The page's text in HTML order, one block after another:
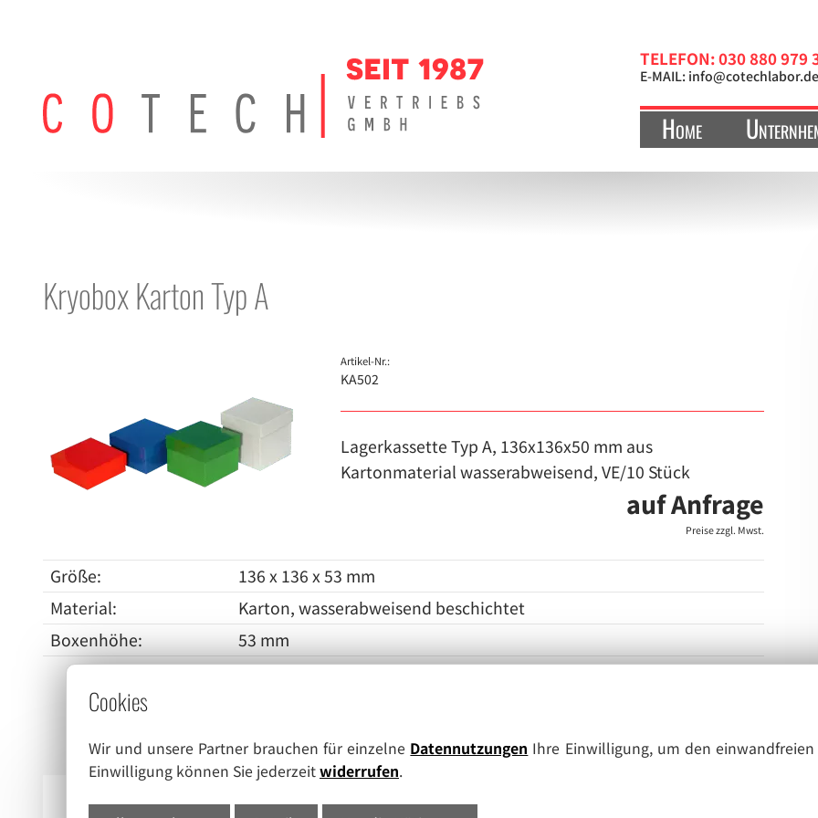
TELEFON: 030 880 979
E-MAIL: info@cotechlabor.de
Home
Kryobox Karton Typ A
Artikel-Nr.:
KA502
Lagerkassette Typ A, 136x136x50 mm aus
Kartonmaterial wasserabweisend, VE/10 Stück
auf Anfrage
Preise zzgl. Mwst.
Größe:
136 x 136 x 53 mm
Material:
Karton, wasserabweisend beschichtet
Boxenhöhe:
53 mm
Farbe:
Cookies
Wir und unsere Partner brauchen für einzelne Datennutzungen Ihre Einwilligung, um den
Einwilligung können Sie jederzeitwiderrufen.